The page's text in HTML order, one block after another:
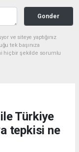
Gonder
ve siteye yaptığınız
tek başınıza
hiçbir şekilde sorumlu
Türkiye
tepkisi ne